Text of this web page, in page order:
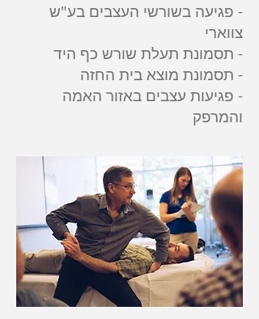
- פגיעה בשורשי העצבים בע"ש
צווארי
- תסמונת תעלת שורש כף היד
- תסמונת מוצא בית החזה
- פגיעות עצבים באזור האמה
והמרפק